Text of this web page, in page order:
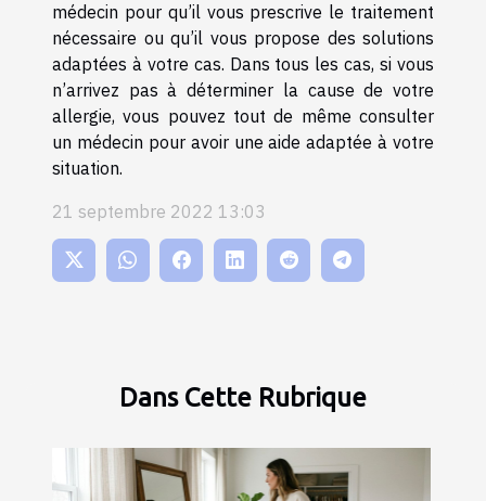
médecin pour qu’il vous prescrive le traitement
nécessaire ou qu’il vous propose des solutions
adaptées à votre cas. Dans tous les cas, si vous
n’arrivez pas à déterminer la cause de votre
allergie, vous pouvez tout de même consulter
un médecin pour avoir une aide adaptée à votre
situation.
21 septembre 2022 13:03
Dans Cette Rubrique